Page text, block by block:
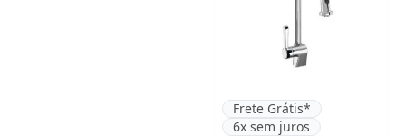
Frete Grátis*
6x sem juros